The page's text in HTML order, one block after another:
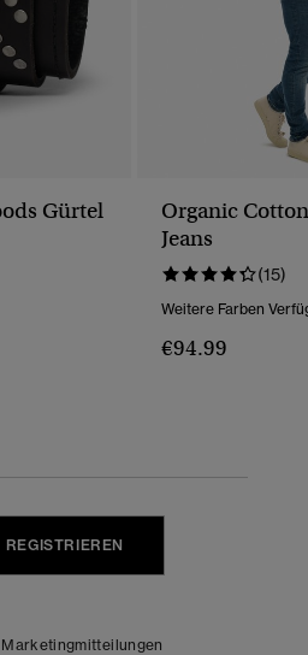
Gürtel
Organic
Jeans
(15)
Weitere Farben
€94.99
REGISTRIEREN